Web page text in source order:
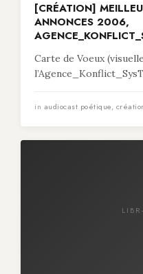
[CRÉATION]
ANNONCES 2006,
Carte de Voeux
in audiocast poétique,